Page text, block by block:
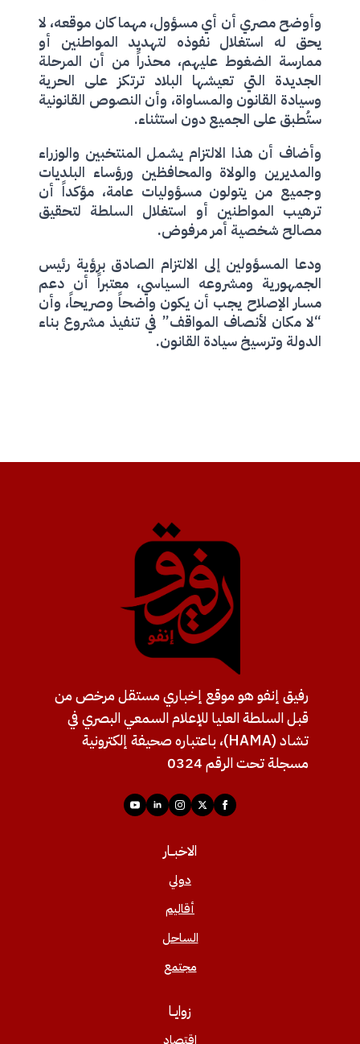
وأوضح مصري أن أي مسؤول، مهما كان موقعه، لا
يحق له استغلال نفوذه لتهديد المواطنين أو
ممارسة الضغوط عليهم، محذراً من أن المرحلة
الجديدة التي تعيشها البلاد ترتكز على الحرية
وسيادة القانون والمساواة، وأن النصوص القانونية
ستُطبق على الجميع دون استثناء.
وأضاف أن هذا الالتزام يشمل المنتخبين والوزراء
والمديرين والولاة والمحافظين ورؤساء البلديات
وجميع من يتولون مسؤوليات عامة، مؤكداً أن
ترهيب المواطنين أو استغلال السلطة لتحقيق
مصالح شخصية أمر مرفوض.
ودعا المسؤولين إلى الالتزام الصادق برؤية رئيس
الجمهورية ومشروعه السياسي، معتبراً أن دعم
مسار الإصلاح يجب أن يكون واضحاً وصريحاً، وأن
“لا مكان لأنصاف المواقف” في تنفيذ مشروع بناء
الدولة وترسيخ سيادة القانون.
رفيق إنفو هو موقع إخباري مستقل مرخص من
قبل السلطة العليا للإعلام السمعي البصري في
تشاد (HAMA)، باعتباره صحيفة إلكترونية
مسجلة تحت الرقم 0324
الاخبــار
دولي
أقاليم
الساحل
مجتمع
زوايــا
اقتصاد